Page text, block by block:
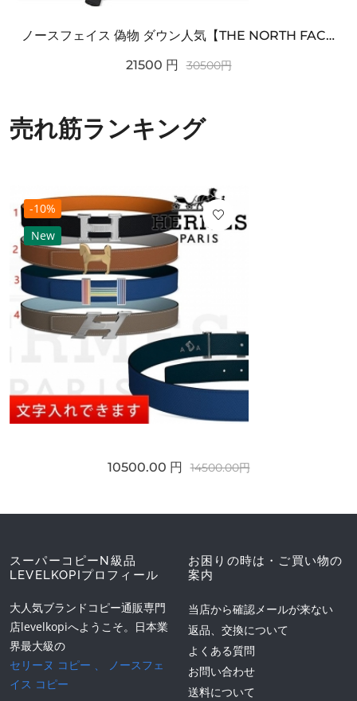
ノースフェイス 偽物 ダウン人気【THE NORTH FACE】M'S 7 SUMMIT HIM...
21500 円 30500円
売れ筋ランキング
-10%
New
10500.00 円 14500.00円
スーパーコピーN級品
LEVELKOPIプロフィール
大人気ブランドコピー通販専門
店levelkopiへようこそ。日本業
界最大級の
セリーヌ コピー 、
ノースフェ
イス コピー
お困りの時は・ご買い物の
案内
当店から確認メールが来ない
返品、交換について
よくある質問
お問い合わせ
送料について